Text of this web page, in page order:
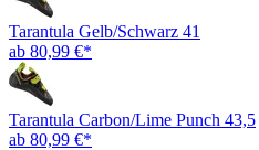
Tarantula Gelb/Schwarz 41
ab 80,99 €*
Tarantula Carbon/Lime Punch 43,5
ab 80,99 €*